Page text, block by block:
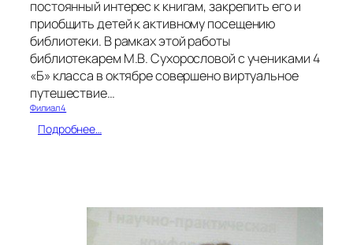
постоянный интерес к книгам, закрепить его и
приобщить детей к активному посещению
библиотеки. В рамках этой работы
библиотекарем М.В. Сухорословой с учениками 4
«Б» класса в октябре совершено виртуальное
путешествие…
Филиал 4
Подробнее…